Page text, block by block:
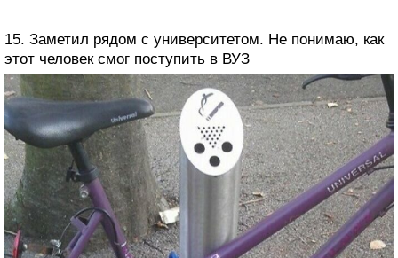
15. Заметил рядом с университетом. Не понимаю, как
этот человек смог поступить в ВУЗ